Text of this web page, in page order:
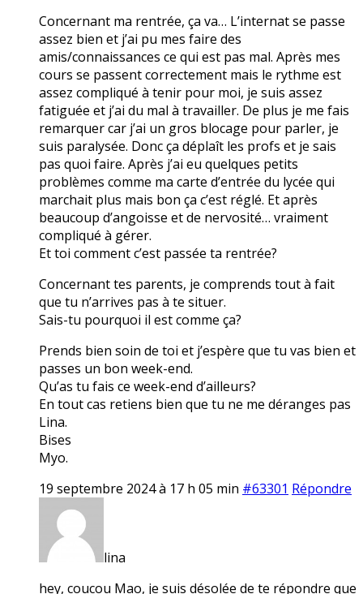
Concernant ma rentrée, ça va… L’internat se passe
assez bien et j’ai pu mes faire des
amis/connaissances ce qui est pas mal. Après mes
cours se passent correctement mais le rythme est
assez compliqué à tenir pour moi, je suis assez
fatiguée et j’ai du mal à travailler. De plus je me fais
remarquer car j’ai un gros blocage pour parler, je
suis paralysée. Donc ça déplaît les profs et je sais
pas quoi faire. Après j’ai eu quelques petits
problèmes comme ma carte d’entrée du lycée qui
marchait plus mais bon ça c’est réglé. Et après
beaucoup d’angoisse et de nervosité… vraiment
compliqué à gérer.
Et toi comment c’est passée ta rentrée?
Concernant tes parents, je comprends tout à fait
que tu n’arrives pas à te situer.
Sais-tu pourquoi il est comme ça?
Prends bien soin de toi et j’espère que tu vas bien et
passes un bon week-end.
Qu’as tu fais ce week-end d’ailleurs?
En tout cas retiens bien que tu ne me déranges pas
Lina.
Bises
Myo.
19 septembre 2024 à 17 h 05 min #63301 Répondre
lina
hey, coucou Mao, je suis désolée de te répondre que